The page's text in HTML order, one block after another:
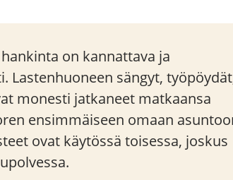
on kannattava ja
Lastenhuoneen sängyt,
monesti jatkaneet matkaansa
ensimmäiseen omaan
ovat käytössä toisessa, joskus